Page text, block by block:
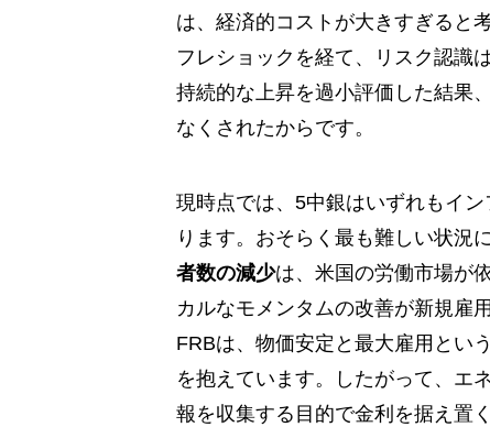
は、経済的コストが大きすぎると
フレショックを経て、リスク認識
持続的な上昇を過小評価した結果
なくされたからです。
現時点では、5中銀はいずれもイ
ります。おそらく最も難しい状況
者数の減少は、米国の労働市場が
カルなモメンタムの改善が新規雇
FRBは、物価安定と最大雇用とい
を抱えています。したがって、エ
報を収集する目的で金利を据え置